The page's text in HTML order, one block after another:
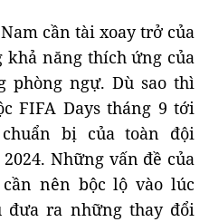
cần tài xoay trở của
khả năng thích ứng của
phòng ngự. Dù sao thì
FIFA Days tháng 9 tới
bị của toàn đội
Những vấn đề của
nên bộc lộ vào lúc
đưa ra những thay đổi